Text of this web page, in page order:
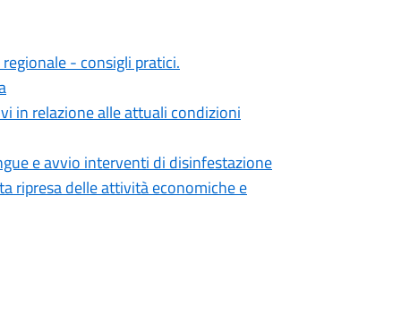
- consigli pratici.
in relazione alle attuali condizioni
e avvio interventi di disinfestazione
ripresa delle attività economiche e